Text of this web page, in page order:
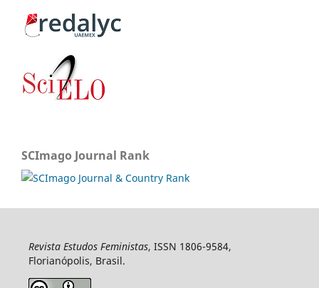
SCImago Journal Rank
Revista Estudos Feministas, ISSN 1806-9584,
Florianópolis, Brasil.